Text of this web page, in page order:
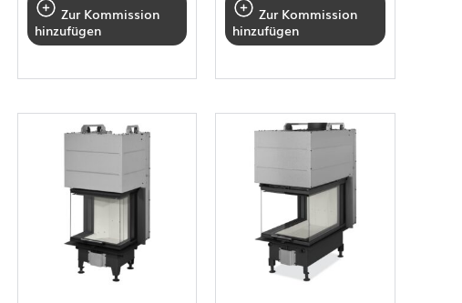
Zur Kommission
hinzufügen
Zur Kommission
hinzufügen